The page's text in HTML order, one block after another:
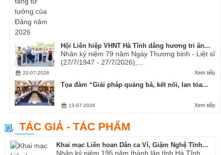
Hội Liên hiệp VHNT Hà Tĩnh dâng hương tri ân...
Nhân kỷ niệm 79 năm Ngày Thương binh - Liệt sĩ
(27/7/1947 - 27/7/2026),...
Xem tiếp
20-07-2026
Tọa đàm “Giải pháp quảng bá, kết nối, lan tỏa...
Xem tiếp
13-07-2026
TÁC GIẢ - TÁC PHẨM
Khai mạc Liên hoan Dân ca Ví, Giặm Nghệ Tĩnh...
Nhân kỷ niệm 195 năm thành lập tỉnh Hà Tĩnh